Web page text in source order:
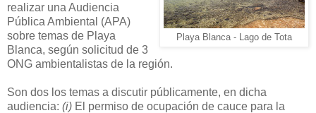
Playa Blanca - Lago de Tota
realizar una Audiencia
Pública Ambiental (APA)
sobre temas de Playa
Blanca, según solicitud de 3
ONG ambientalistas de la región.
Son dos los temas a discutir públicamente, en dicha
audiencia: (i) El permiso de ocupación de cauce para la